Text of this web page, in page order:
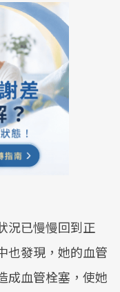
況已慢慢回到正
也發現，她的血管
成血管栓塞，使她